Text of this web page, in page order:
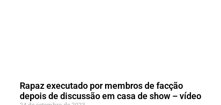
Rapaz executado por membros de facção
depois de discussão em casa de show – vídeo